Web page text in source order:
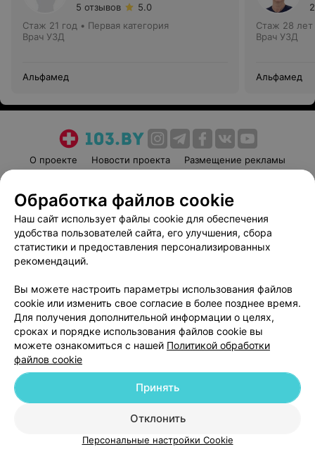
5 отзывов
5.0
Стаж 21 год • Первая категория
Врач УЗД
Альфамед
Стаж 28 лет
Врач УЗД
Альфамед
О проекте Новости проекта
Размещение рекламы
Пользовательское соглашение
Способы оплаты
Вакансии
Партнеры
Написать руководителю 103.by
Обработка персональных данных
© 2026 ООО «Артокс Лаб», УНП 191700409
| 220012, Республика Беларусь,
Служба поддержки +375 291212755
Обработка файлов cookie
Наш сайт использует файлы cookie для обеспечения
удобства пользователей сайта, его улучшения, сбора
статистики и предоставления персонализированных
рекомендаций.
Вы можете настроить параметры использования файлов
cookie или изменить свое согласие в более позднее время.
Для получения дополнительной информации о целях,
сроках и порядке использования файлов cookie вы
можете ознакомиться с нашей Политикой обработки
файлов cookie
Отклонить
Принять
Персональные настройки Cookie